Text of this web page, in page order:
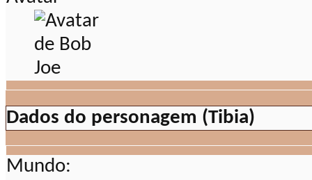
Dados do personagem (Tibia)
Mundo: